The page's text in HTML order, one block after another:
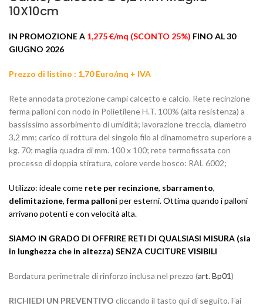
10X10cm
IN PROMOZIONE A 1,275 €/mq (SCONTO 25%) FINO AL 30
GIUGNO 2026
Prezzo di listino : 1,70 Euro/mq + IVA
Rete annodata protezione campi calcetto e calcio. Rete recinzione
ferma palloni con nodo in Polietilene H.T. 100% (alta resistenza) a
bassissimo assorbimento di umidità; lavorazione treccia, diametro
3,2 mm; carico di rottura del singolo filo al dinamometro superiore a
kg. 70; maglia quadra di mm. 100 x 100; rete termofissata con
processo di doppia stiratura, colore verde bosco: RAL 6002;
Utilizzo: ideale come rete per recinzione, sbarramento,
delimitazione, ferma palloni per esterni. Ottima quando i palloni
arrivano potenti e con velocità alta.
SIAMO IN GRADO DI OFFRIRE RETI DI QUALSIASI MISURA (sia
in lunghezza che in altezza) SENZA CUCITURE VISIBILI
Bordatura perimetrale di rinforzo inclusa nel prezzo (art. Bp01)
RICHIEDI UN PREVENTIVO cliccando il tasto qui di seguito. Fai